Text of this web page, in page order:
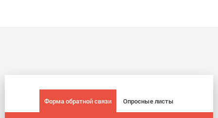
Форма обратной связи Опросные листы